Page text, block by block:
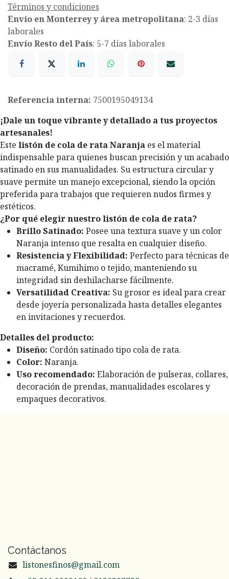
Términos y condiciones
Envío en Monterrey y área metropolitana: 2-3 días
laborales
Envío Resto del País: 5-7 días laborales
Referencia interna: 7500195049134
¡Dale un toque vibrante y detallado a tus proyectos
artesanales!
Este listón de cola de rata Naranja es el material
indispensable para quienes buscan precisión y un acabado
satinado en sus manualidades. Su estructura circular y
suave permite un manejo excepcional, siendo la opción
preferida para trabajos que requieren nudos firmes y
estéticos.
¿Por qué elegir nuestro listón de cola de rata?
Brillo Satinado: Posee una textura suave y un color
Naranja intenso que resalta en cualquier diseño.
Resistencia y Flexibilidad: Perfecto para técnicas de
macramé, Kumihimo o tejido, manteniendo su
integridad sin deshilacharse fácilmente.
Versatilidad Creativa: Su grosor es ideal para crear
desde joyería personalizada hasta detalles elegantes
en invitaciones y recuerdos.
Detalles del producto:
Diseño: Cordón satinado tipo cola de rata.
Color: Naranja.
Uso recomendado: Elaboración de pulseras, collares,
decoración de prendas, manualidades escolares y
empaques decorativos.
Contáctanos
listonesfinos@gmail.com